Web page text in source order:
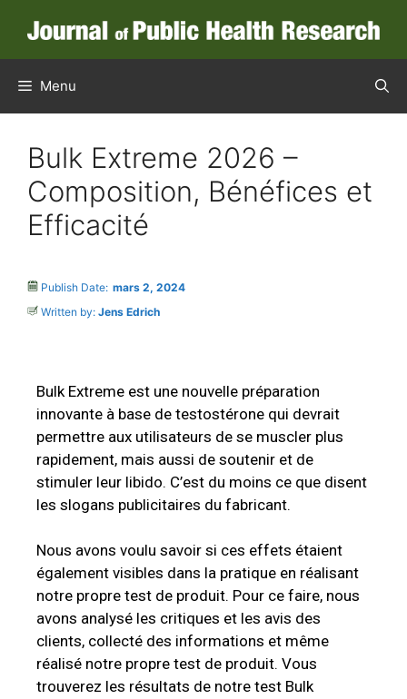
Menu
Bulk Extreme 2026 –
Composition, Bénéfices et
Efficacité
Publish Date: mars 2, 2024
Written by: Jens Edrich
Bulk Extreme est une nouvelle préparation
innovante à base de testostérone qui devrait
permettre aux utilisateurs de se muscler plus
rapidement, mais aussi de soutenir et de
stimuler leur libido. C’est du moins ce que disent
les slogans publicitaires du fabricant.
Nous avons voulu savoir si ces effets étaient
également visibles dans la pratique en réalisant
notre propre test de produit. Pour ce faire, nous
avons analysé les critiques et les avis des
clients, collecté des informations et même
réalisé notre propre test de produit. Vous
trouverez les résultats de notre test Bulk